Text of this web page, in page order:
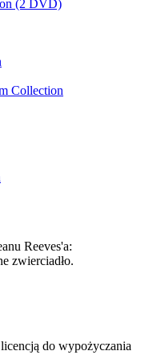
(2 DVD)
Collection
Reeves'a:
zwierciadło.
do wypożyczania